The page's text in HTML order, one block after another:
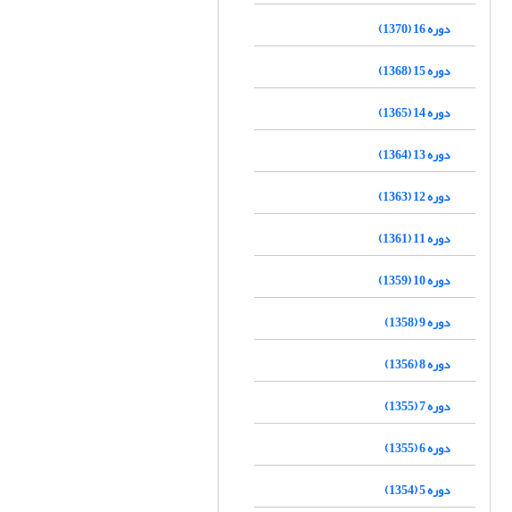
دوره 16 (1370)
دوره 15 (1368)
دوره 14 (1365)
دوره 13 (1364)
دوره 12 (1363)
دوره 11 (1361)
دوره 10 (1359)
دوره 9 (1358)
دوره 8 (1356)
دوره 7 (1355)
دوره 6 (1355)
دوره 5 (1354)